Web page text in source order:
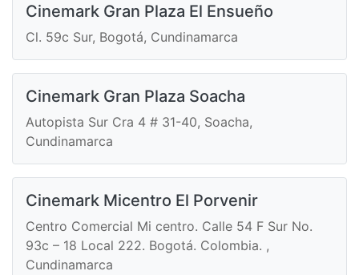
Cinemark Gran Plaza El Ensueño
Cl. 59c Sur, Bogotá, Cundinamarca
Cinemark Gran Plaza Soacha
Autopista Sur Cra 4 # 31-40, Soacha,
Cundinamarca
Cinemark Micentro El Porvenir
Centro Comercial Mi centro. Calle 54 F Sur No.
93c – 18 Local 222. Bogotá. Colombia. ,
Cundinamarca